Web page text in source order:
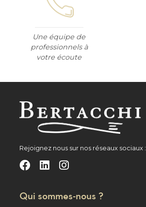
Une équipe de
professionnels à
votre écoute
Rejoignez nous sur nos réseaux sociaux :
Qui sommes-nous ?